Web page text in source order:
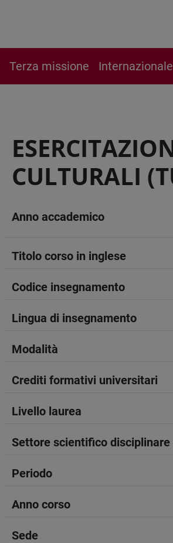
Terza missione Internazionale
CULTURALI
Anno accademico
Titolo corso in inglese
Codice insegnamento
Lingua di insegnamento
Modalità
Crediti formativi universitari
Livello laurea
Settore scientifico disciplinare
Periodo
Anno corso
Sede